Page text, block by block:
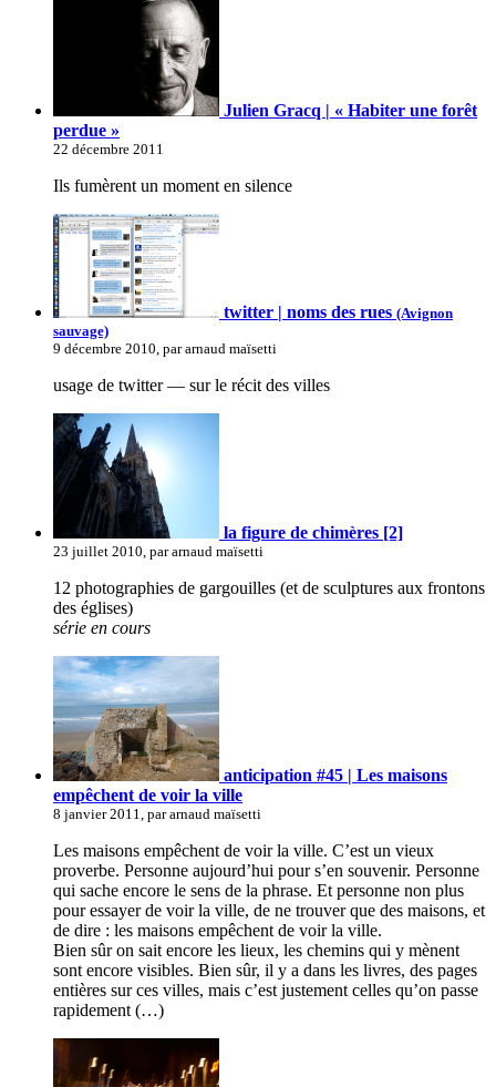
Julien Gracq | « Habiter une forêt
perdue »
22 décembre 2011
Ils fumèrent un moment en silence
twitter | noms des rues (Avignon
sauvage)
9 décembre 2010, par arnaud maïsetti
usage de twitter — sur le récit des villes
la figure de chimères [2]
23 juillet 2010, par arnaud maïsetti
12 photographies de gargouilles (et de sculptures aux frontons
des églises)
série en cours
anticipation #45 | Les maisons
empêchent de voir la ville
8 janvier 2011, par arnaud maïsetti
Les maisons empêchent de voir la ville. C’est un vieux
proverbe. Personne aujourd’hui pour s’en souvenir. Personne
qui sache encore le sens de la phrase. Et personne non plus
pour essayer de voir la ville, de ne trouver que des maisons, et
de dire : les maisons empêchent de voir la ville.
Bien sûr on sait encore les lieux, les chemins qui y mènent
sont encore visibles. Bien sûr, il y a dans les livres, des pages
entières sur ces villes, mais c’est justement celles qu’on passe
rapidement (…)